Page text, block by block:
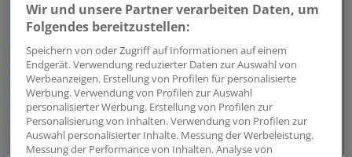
Wir und unsere Partner verarbeiten Daten, um
Folgendes bereitzustellen:
Speichern von oder Zugriff auf Informationen auf einem
Endgerät. Verwendung reduzierter Daten zur Auswahl von
Werbeanzeigen. Erstellung von Profilen für personalisierte
Werbung. Verwendung von Profilen zur Auswahl
personalisierter Werbung. Erstellung von Profilen zur
Personalisierung von Inhalten. Verwendung von Profilen zur
Auswahl personalisierter Inhalte. Messung der Werbeleistung.
Messung der Performance von Inhalten. Analyse von